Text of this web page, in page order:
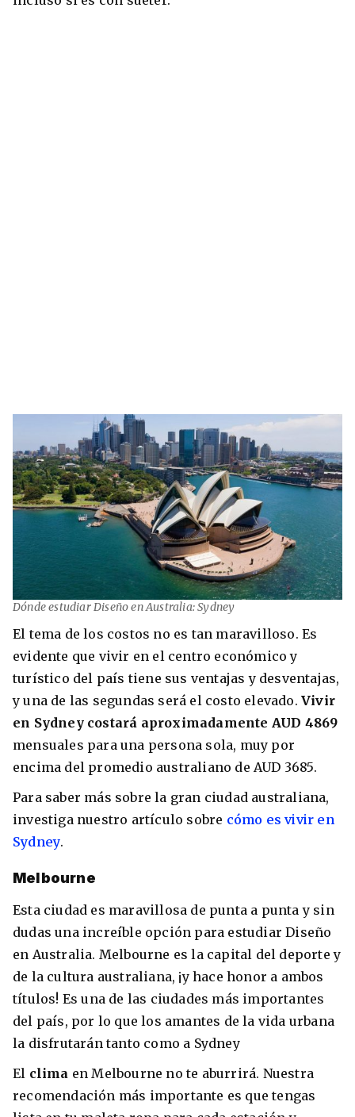
Dónde estudiar Diseño en Australia: Sydney
El tema de los costos no es tan maravilloso. Es
evidente que vivir en el centro económico y
turístico del país tiene sus ventajas y desventajas,
y una de las segundas será el costo elevado.Vivir
en Sydney costará aproximadamente AUD 4869
mensuales para una persona sola, muy por
encima del promedio australiano de AUD 3685.
Para saber más sobre la gran ciudad australiana,
investiga nuestro artículo sobre cómo es vivir en
Sydney.
Melbourne
Esta ciudad es maravillosa de punta a punta y sin
dudas una increíble opción para estudiar Diseño
en Australia. Melbourne es la capital del deporte y
de la cultura australiana, ¡y hace honor a ambos
títulos! Es una de las ciudades más importantes
del país, por lo que los amantes de la vida urbana
la disfrutarán tanto como a Sydney
El clima en Melbourne no te aburrirá. Nuestra
recomendación más importante es que tengas